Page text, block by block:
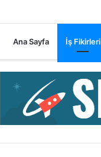
Ana Sayfa İş Fikirleri